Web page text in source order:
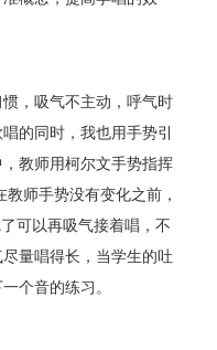
，吸气不主动，呼气时
的同时，我也用手势引
教师用柯尔文手势指挥
师手势没有变化之前，
可以再吸气接着唱，不
量唱得长，当学生的吐
个音的练习。